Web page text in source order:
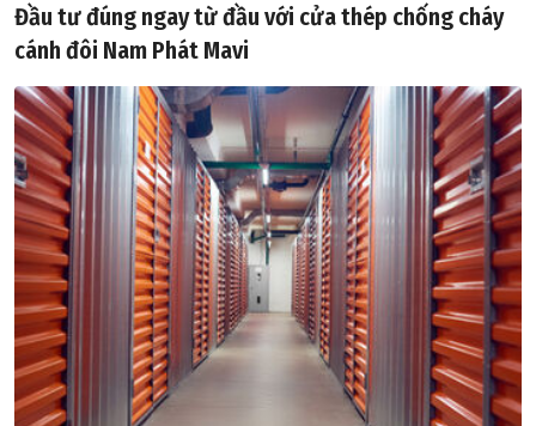
Đầu tư đúng ngay từ đầu với cửa thép chống cháy
cánh đôi Nam Phát Mavi